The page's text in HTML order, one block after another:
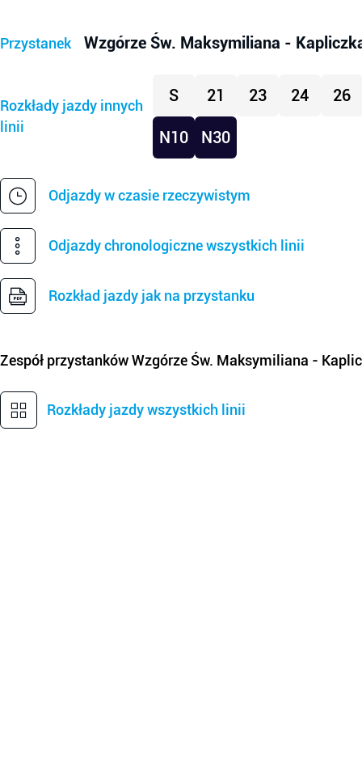
Przystanek Wzgórze Św. Maksymiliana -
Rozkłady jazdy innych
linii
S 21 23 24 26
N10 N30
Odjazdy w czasie rzeczywistym
Odjazdy chronologiczne wszystkich linii
Rozkład jazdy jak na przystanku
Zespół przystankówWzgórze Św. Maksymiliana -
Rozkłady jazdy wszystkich linii